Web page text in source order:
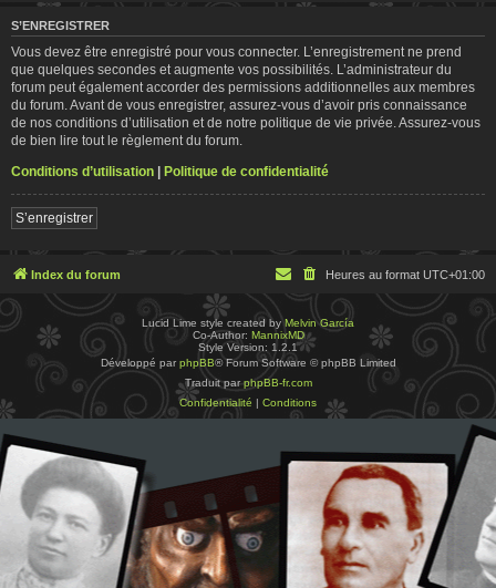
S’ENREGISTRER
Vous devez être enregistré pour vous connecter. L’enregistrement ne prend
que quelques secondes et augmente vos possibilités. L’administrateur du
forum peut également accorder des permissions additionnelles aux membres
du forum. Avant de vous enregistrer, assurez-vous d’avoir pris connaissance
de nos conditions d’utilisation et de notre politique de vie privée. Assurez-vous
de bien lire tout le règlement du forum.
Conditions d’utilisation | Politique de confidentialité
S’enregistrer
Index du forum Heures au format UTC+01:00
Lucid Lime style created byMelvin García
Co-Author: MannixMD
Style Version: 1.2.1
Développé par phpBB® Forum Software © phpBB Limited
Traduit parphpBB-fr.com
Confidentialité | Conditions